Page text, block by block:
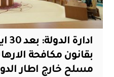
بقانون مكافحة
مسلح خارج اطار